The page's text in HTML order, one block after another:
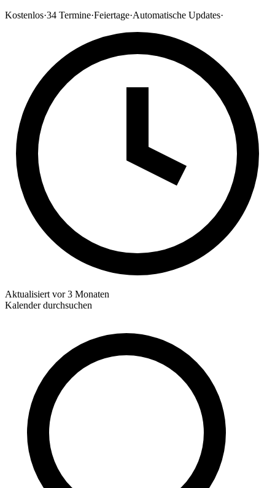
Kostenlos·34 Termine·Feiertage·Automatische Updates·
Aktualisiert vor 3 Monaten
Kalender durchsuchen